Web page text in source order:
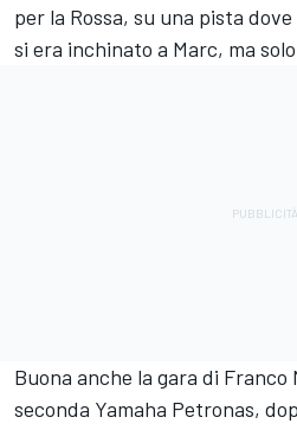
per la Rossa, su una pista
si era inchinato a Marc, ma
Buona anche la gara di Franco
seconda Yamaha Petronas,